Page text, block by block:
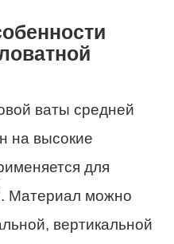
ваты средней
на высокие
для
Материал можно
вертикальной